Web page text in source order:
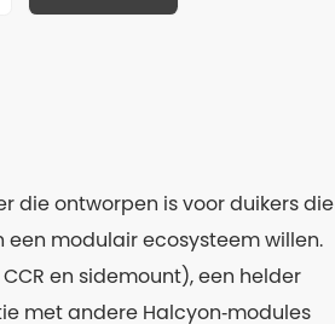
die ontworpen is voor duikers die
modulair ecosysteem willen.
en sidemount), een helder
met andere Halcyon‑modules